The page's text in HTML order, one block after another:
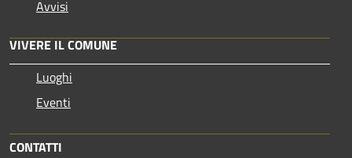
Avvisi
VIVERE IL COMUNE
Luoghi
Eventi
CONTATTI